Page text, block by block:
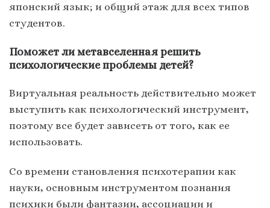
японский язык; и общий этаж для всех типов
студентов.
Поможет ли метавселенная решить
психологические проблемы детей?
Виртуальная реальность действительно может
выступить как психологический инструмент,
поэтому все будет зависеть от того, как ее
использовать.
Со времени становления психотерапии как
науки, основным инструментом познания
психики были фантазии, ассоциации и